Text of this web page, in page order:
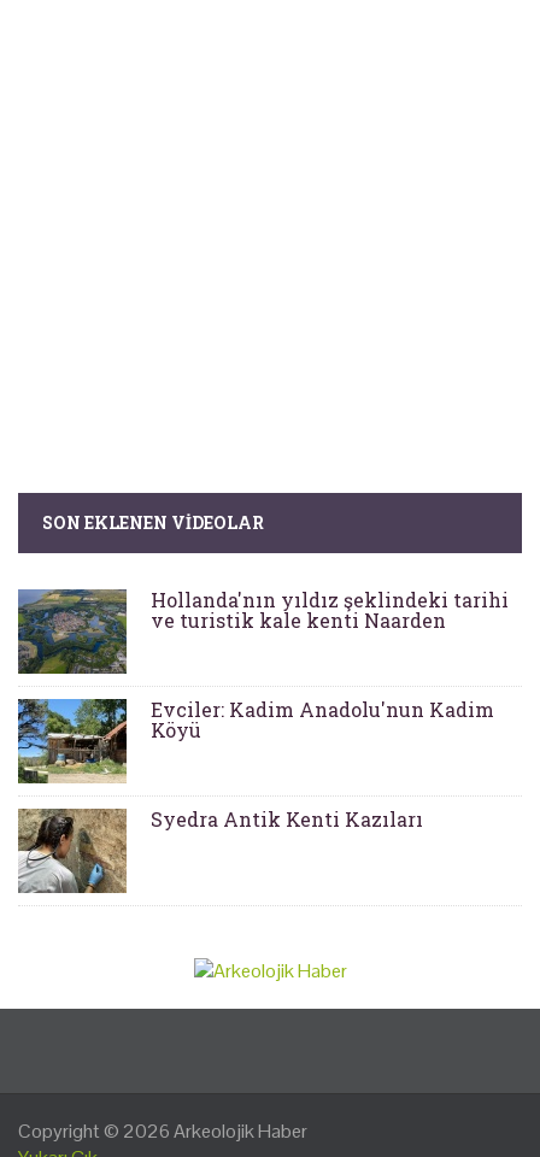
SON EKLENEN VIDEOLAR
Hollanda'nın yıldız şeklindeki tarihi
ve turistik kale kenti Naarden
Evciler: Kadim Anadolu'nun Kadim
Köyü
Syedra Antik Kenti Kazıları
Copyright © 2026Arkeolojik Haber